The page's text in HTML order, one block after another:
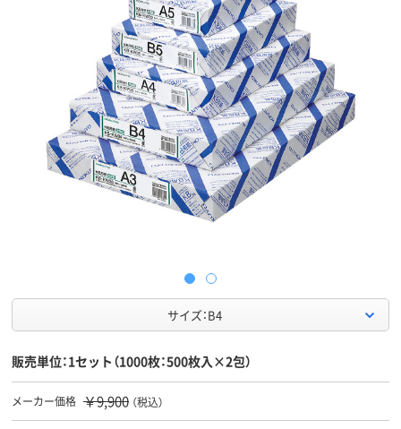
サイズ：B4
販売単位：1セット（1000枚：500枚入×2包）
メーカー価格 ￥9,900 （税込）